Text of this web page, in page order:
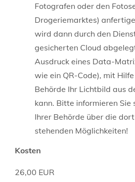
Fotografen oder den
Drogeriemarktes)
wird dann durch den
gesicherten Cloud
Ausdruck eines Data-
wie ein QR-Code), mit
Behörde Ihr Lichtbild aus
kann. Bitte informieren Sie
Ihrer Behörde über die
stehenden Möglichkeiten!
Kosten
26,00 EUR